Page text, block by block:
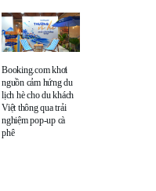
Booking.com khơi
nguồn cảm hứng du
lịch hè cho du khách
Việt thông qua trải
nghiệm pop-up cà
phê